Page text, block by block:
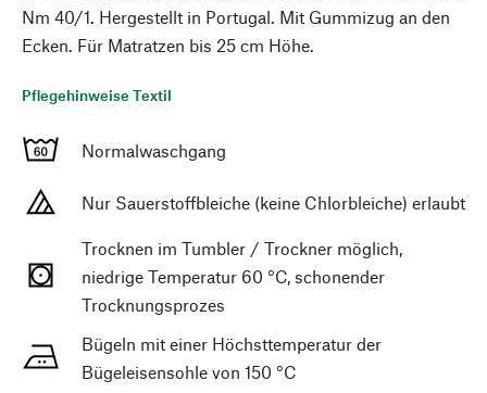
Nm 40/1. Hergestellt in Portugal. Mit Gummizug an den
Ecken. Für Matratzen bis 25 cm Höhe.
Pflegehinweise Textil
Normalwaschgang
Nur Sauerstoffbleiche (keine Chlorbleiche) erlaubt
Trocknen im Tumbler / Trockner möglich,
niedrige Temperatur 60 °C, schonender
Trocknungsprozes
Bügeln mit einer Höchsttemperatur der
Bügeleisensohle von 150 °C